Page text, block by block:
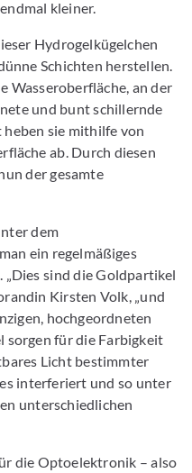
kleiner.
Hydrogelkügelchen
Schichten herstellen.
Wasseroberfläche, an der
und bunt schillernde
heben sie mithilfe von
ab. Durch diesen
der gesamte
dem
ein regelmäßiges
„Dies sind die Goldpartikel
Kirsten Volk, „und
hochgeordneten
sorgen für die Farbigkeit
Licht bestimmter
interferiert und so unter
unterschiedlichen
die Optoelektronik – also